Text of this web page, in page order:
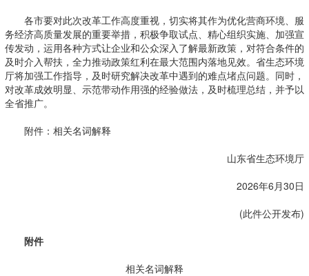
各市要对此次改革工作高度重视，切实将其作为优化营商环境、服
务经济高质量发展的重要举措，积极争取试点、精心组织实施、加强宣
传发动，运用各种方式让企业和公众深入了解最新政策，对符合条件的
及时介入帮扶，全力推动政策红利在最大范围内落地见效。省生态环境
厅将加强工作指导，及时研究解决改革中遇到的难点堵点问题。同时，
对改革成效明显、示范带动作用强的经验做法，及时梳理总结，并予以
全省推广。
附件：相关名词解释
山东省生态环境厅
2026年6月30日
(此件公开发布)
附件
相关名词解释